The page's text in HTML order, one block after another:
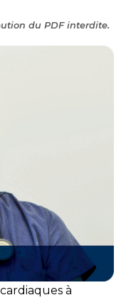
du PDF interdite.
à